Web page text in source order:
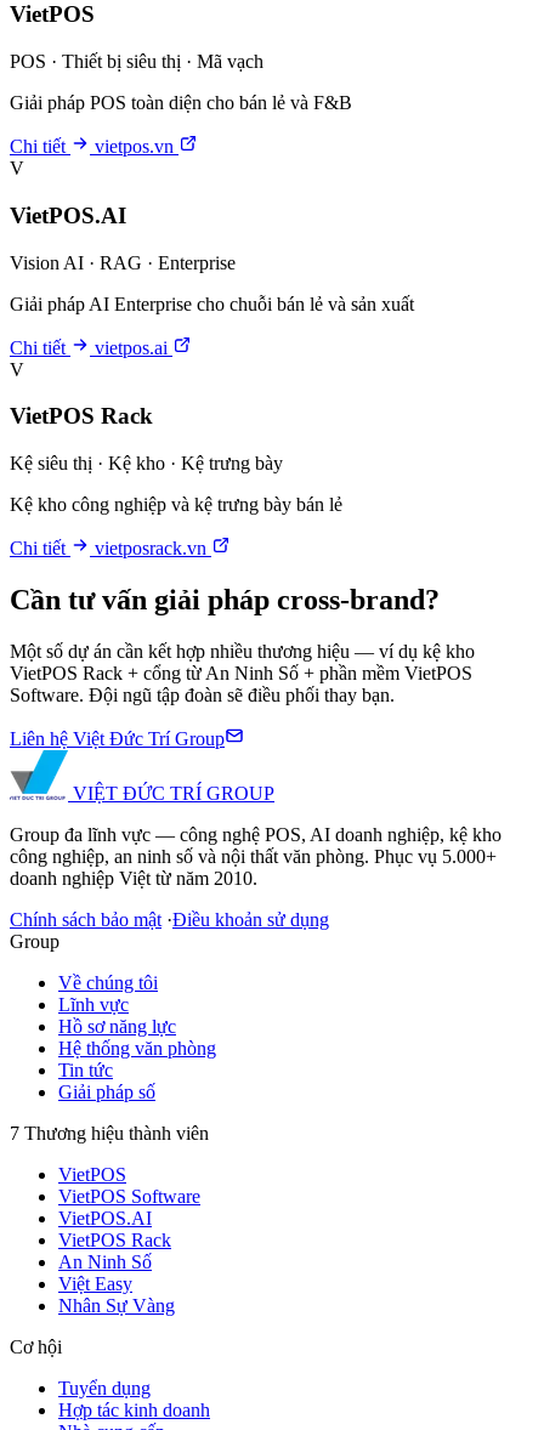
VietPOS
POS · Thiết bị siêu thị · Mã vạch
Giải pháp POS toàn diện cho bán lẻ và F&B
Chi tiết
vietpos.vn
V
VietPOS.AI
Vision AI · RAG · Enterprise
Giải pháp AI Enterprise cho chuỗi bán lẻ và sản xuất
Chi tiết
vietpos.ai
V
VietPOS Rack
Kệ siêu thị · Kệ kho · Kệ trưng bày
Kệ kho công nghiệp và kệ trưng bày bán lẻ
Chi tiết vietposrack.vn
Cần tư vấn giải pháp cross-brand?
Một số dự án cần kết hợp nhiều thương hiệu — ví dụ kệ kho
VietPOS Rack + cổng từ An Ninh Số + phần mềm VietPOS
Software. Đội ngũ tập đoàn sẽ điều phối thay bạn.
Liên hệ Việt Đức Trí Group
VIỆT ĐỨC TRÍ GROUP
Group đa lĩnh vực — công nghệ POS, AI doanh nghiệp, kệ kho
công nghiệp, an ninh số và nội thất văn phòng. Phục vụ 5.000+
doanh nghiệp Việt từ năm 2010.
Chính sách bảo mật ·Điều khoản sử dụng
Group
Về chúng tôi
Lĩnh vực
Hồ sơ năng lực
Hệ thống văn phòng
Tin tức
Giải pháp số
7 Thương hiệu thành viên
VietPOS
VietPOS Software
VietPOS.AI
VietPOS Rack
An Ninh Số
Việt Easy
Nhân Sự Vàng
Cơ hội
Tuyển dụng
Hợp tác kinh doanh